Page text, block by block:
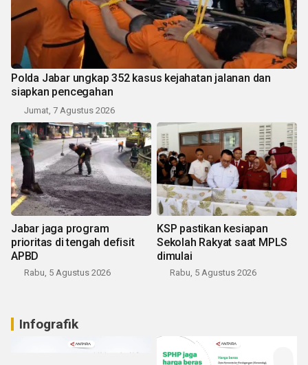
Polda Jabar ungkap 352 kasus kejahatan jalanan dan
siapkan pencegahan
Jumat, 7 Agustus 2026
Jabar jaga program
prioritas di tengah defisit
APBD
Rabu, 5 Agustus 2026
KSP pastikan kesiapan
Sekolah Rakyat saat MPLS
dimulai
Rabu, 5 Agustus 2026
Infografik